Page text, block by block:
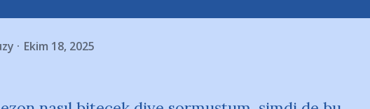
Ekim 18, 2025